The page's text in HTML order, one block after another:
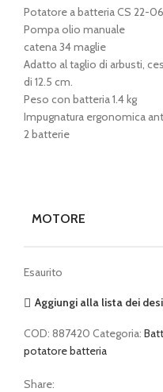
Potatore a batteria CS 22-06
Pompa olio manuale
catena 34 maglie
Adatto al taglio di arbusti,
di 12.5 cm.
Peso con batteria 1.4 kg
Impugnatura ergonomica
2 batterie
MOTORE
Esaurito
Aggiungi alla lista dei
COD: 887420 Categoria:
potatore batteria
Share: